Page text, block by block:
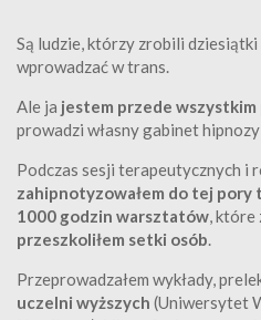
Są ludzie, którzy zrobili
wprowadzać w trans.
Ale ja jestem przede
prowadzi własny gabinet
Podczas sesji terapeutycznych i
zahipnotyzowałem do tej pory
1000 godzin warsztatów, które
przeszkoliłem setki osób.
Przeprowadzałem wykłady,
uczelni wyższych (Uniwersytet